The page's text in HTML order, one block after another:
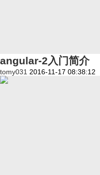
angular-2入门简介
tomy031 2016-11-17 08:38:12